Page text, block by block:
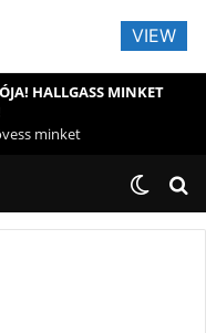
HALLGASS MINKET
minket
VIEW